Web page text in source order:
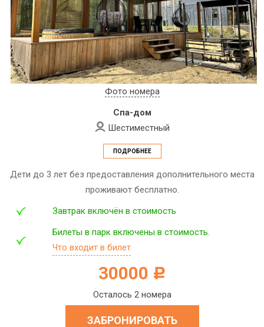
Фото номера
Спа-дом
Шестиместный
ПОДРОБНЕЕ
Дети до 3 лет без предоставления дополнительного места
проживают бесплатно.
Завтрак включён в стоимость
Билеты в парк включены в стоимость.
Что входит в билет
30000 c
Осталось 2 номера
ЗАБРОНИРОВАТЬ